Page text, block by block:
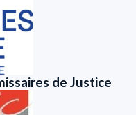
de Justice